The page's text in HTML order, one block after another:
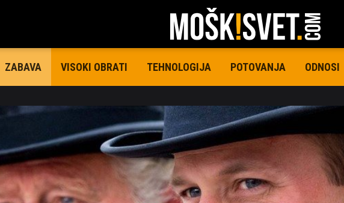
ZABAVA VISOKI OBRATI TEHNOLOGIJA POTOVANJA ODNOSI